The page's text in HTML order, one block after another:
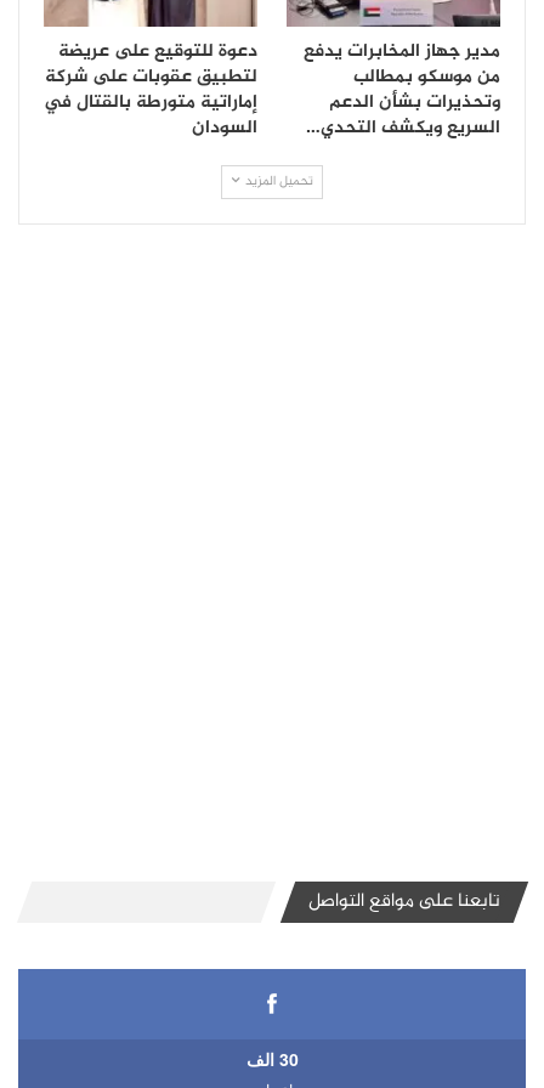
مدير جهاز المخابرات يدفع
من موسكو بمطالب
وتحذيرات بشأن الدعم
السريع ويكشف التحدي…
دعوة للتوقيع على عريضة
لتطبيق عقوبات على شركة
إماراتية متورطة بالقتال في
السودان
تحميل المزيد
تابعنا على مواقع التواصل
30 الف